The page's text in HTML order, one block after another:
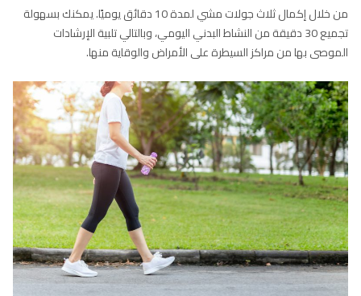
من خلال إكمال ثلاث جولات مشي لمدة 10 دقائق يوميًا. يمكنك بسهولة
تجميع 30 دقيقة من النشاط البدني اليومي، وبالتالي تلبية الإرشادات
الموصى بها من مراكز السيطرة على الأمراض والوقاية منها.